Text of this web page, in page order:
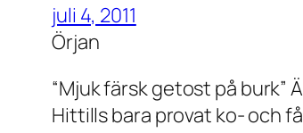
juli 4, 2011
Örjan
“Mjuk färsk getost på burk”
Hittills bara provat ko- och